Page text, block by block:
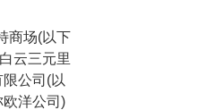
商场(以下
云三元里
公司 (以
洋公司 )